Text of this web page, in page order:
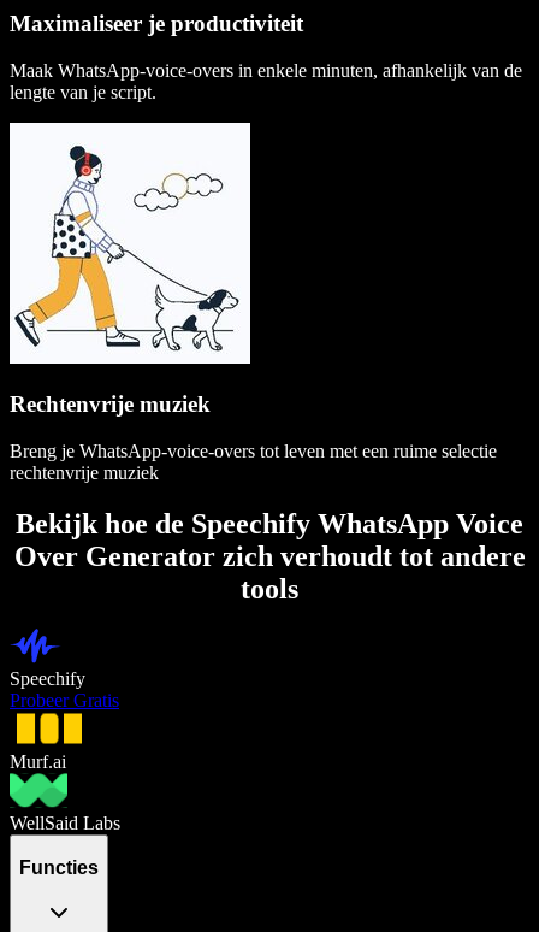
Maximaliseer je productiviteit
Maak WhatsApp-voice-overs in enkele minuten, afhankelijk van de
lengte van je script.
Rechtenvrije muziek
Breng je WhatsApp-voice-overs tot leven met een ruime selectie
rechtenvrije muziek
Bekijk hoe de Speechify WhatsApp Voice
Over Generator zich verhoudt tot andere
tools
Speechify
Probeer Gratis
Murf.ai
WellSaid Labs
Functies